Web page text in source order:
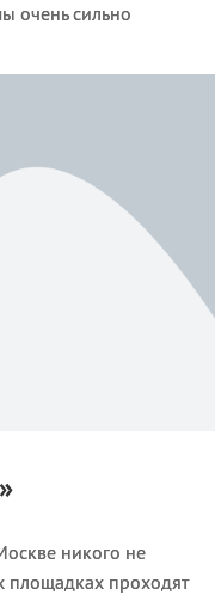
очень сильно
никого не
проходят